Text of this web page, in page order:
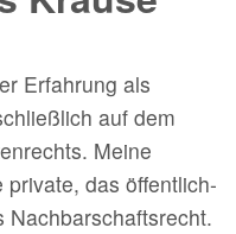
Erfahrung als
auf dem
Meine
das öffentlich-
Nachbarschaftsrecht.